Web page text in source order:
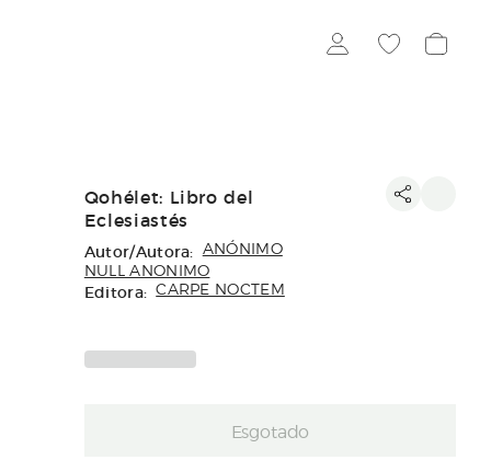
Qohélet: Libro del
Eclesiastés
Autor/Autora: ANÓNIMO
NULL ANONIMO
Editora: CARPE NOCTEM
Esgotado